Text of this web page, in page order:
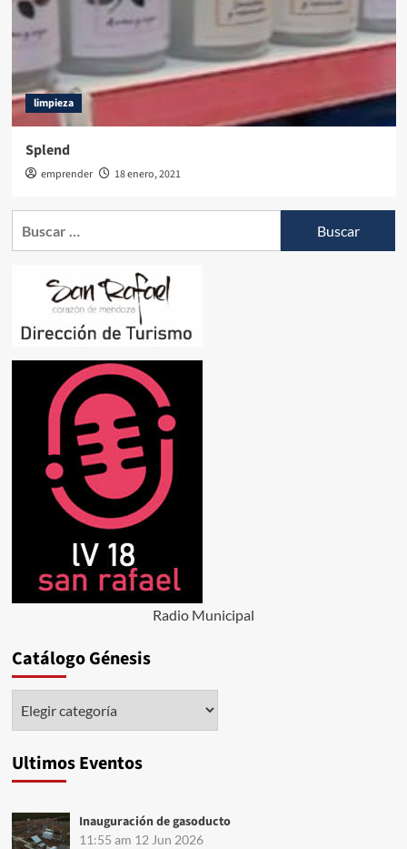
limpieza
Splend
emprender 18 enero, 2021
Radio Municipal
Catálogo Génesis
Génesis
Ultimos Eventos
Inauguración de gasoducto
11:55 am 12 Jun 2026